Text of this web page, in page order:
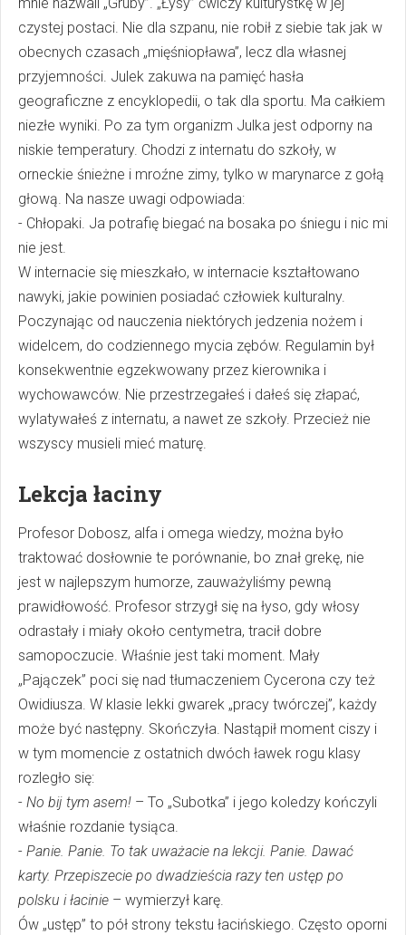
mnie nazwali „Gruby”. „Łysy” ćwiczy kulturystkę w jej
czystej postaci. Nie dla szpanu, nie robił z siebie tak jak w
obecnych czasach „mięśniopława”, lecz dla własnej
przyjemności. Julek zakuwa na pamięć hasła
geograficzne z encyklopedii, o tak dla sportu. Ma całkiem
niezłe wyniki. Po za tym organizm Julka jest odporny na
niskie temperatury. Chodzi z internatu do szkoły, w
orneckie śnieżne i mroźne zimy, tylko w marynarce z gołą
głową. Na nasze uwagi odpowiada:
- Chłopaki. Ja potrafię biegać na bosaka po śniegu i nic mi
nie jest.
W internacie się mieszkało, w internacie kształtowano
nawyki, jakie powinien posiadać człowiek kulturalny.
Poczynając od nauczenia niektórych jedzenia nożem i
widelcem, do codziennego mycia zębów. Regulamin był
konsekwentnie egzekwowany przez kierownika i
wychowawców. Nie przestrzegałeś i dałeś się złapać,
wylatywałeś z internatu, a nawet ze szkoły. Przecież nie
wszyscy musieli mieć maturę.
Lekcja łaciny
Profesor Dobosz, alfa i omega wiedzy, można było
traktować dosłownie te porównanie, bo znał grekę, nie
jest w najlepszym humorze, zauważyliśmy pewną
prawidłowość. Profesor strzygł się na łyso, gdy włosy
odrastały i miały około centymetra, tracił dobre
samopoczucie. Właśnie jest taki moment. Mały
„Pajączek” poci się nad tłumaczeniem Cycerona czy też
Owidiusza. W klasie lekki gwarek „pracy twórczej”, każdy
może być następny. Skończyła. Nastąpił moment ciszy i
w tym momencie z ostatnich dwóch ławek rogu klasy
rozległo się:
- No bij tym asem! – To „Subotka” i jego koledzy kończyli
właśnie rozdanie tysiąca.
- Panie. Panie. To tak uważacie na lekcji. Panie. Dawać
karty. Przepiszecie po dwadzieścia razy ten ustęp po
polsku i łacinie – wymierzył karę.
Ów „ustęp” to pół strony tekstu łacińskiego. Często oporni